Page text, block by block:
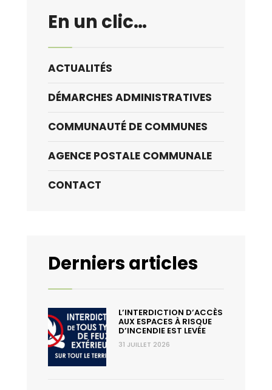
En un clic…
ACTUALITÉS
DÉMARCHES ADMINISTRATIVES
COMMUNAUTÉ DE COMMUNES
AGENCE POSTALE COMMUNALE
CONTACT
Derniers articles
L’INTERDICTION D’ACCÈS
AUX ESPACES À RISQUE
D’INCENDIE EST LEVÉE
31 JUILLET 2026